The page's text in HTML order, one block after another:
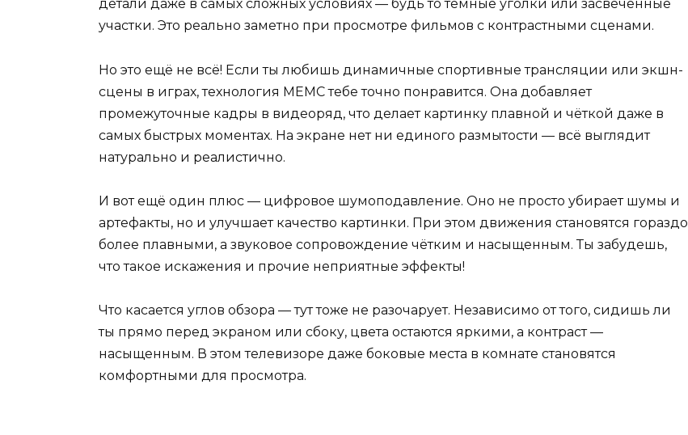
детали даже в самых сложных условиях — будь то тёмные уголки или засвеченные
участки. Это реально заметно при просмотре фильмов с контрастными сценами.
Но это ещё не всё! Если ты любишь динамичные спортивные трансляции или экшн-
сцены в играх, технология МЕМС тебе точно понравится. Она добавляет
промежуточные кадры в видеоряд, что делает картинку плавной и чёткой даже в
самых быстрых моментах. На экране нет ни единого размытости — всё выглядит
натурально и реалистично.
И вот ещё один плюс — цифровое шумоподавление. Оно не просто убирает шумы и
артефакты, но и улучшает качество картинки. При этом движения становятся гораздо
более плавными, а звуковое сопровождение чётким и насыщенным. Ты забудешь,
что такое искажения и прочие неприятные эффекты!
Что касается углов обзора — тут тоже не разочарует. Независимо от того, сидишь ли
ты прямо перед экраном или сбоку, цвета остаются яркими, а контраст —
насыщенным. В этом телевизоре даже боковые места в комнате становятся
комфортными для просмотра.